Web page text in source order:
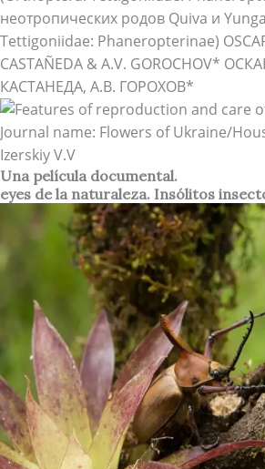
Una película documental.
eyes de la naturaleza. Insólitos